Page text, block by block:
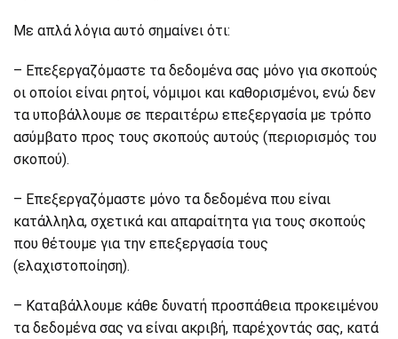
Με απλά λόγια αυτό σημαίνει ότι:
– Επεξεργαζόμαστε τα δεδομένα σας μόνο για σκοπούς
οι οποίοι είναι ρητοί, νόμιμοι και καθορισμένοι, ενώ δεν
τα υποβάλλουμε σε περαιτέρω επεξεργασία με τρόπο
ασύμβατο προς τους σκοπούς αυτούς (περιορισμός του
σκοπού).
– Επεξεργαζόμαστε μόνο τα δεδομένα που είναι
κατάλληλα, σχετικά και απαραίτητα για τους σκοπούς
που θέτουμε για την επεξεργασία τους
(ελαχιστοποίηση).
– Καταβάλλουμε κάθε δυνατή προσπάθεια προκειμένου
τα δεδομένα σας να είναι ακριβή, παρέχοντάς σας, κατά